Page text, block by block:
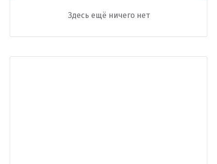
Здесь ещё ничего нет